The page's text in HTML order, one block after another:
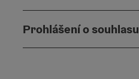
Prohlášení o souhlasu